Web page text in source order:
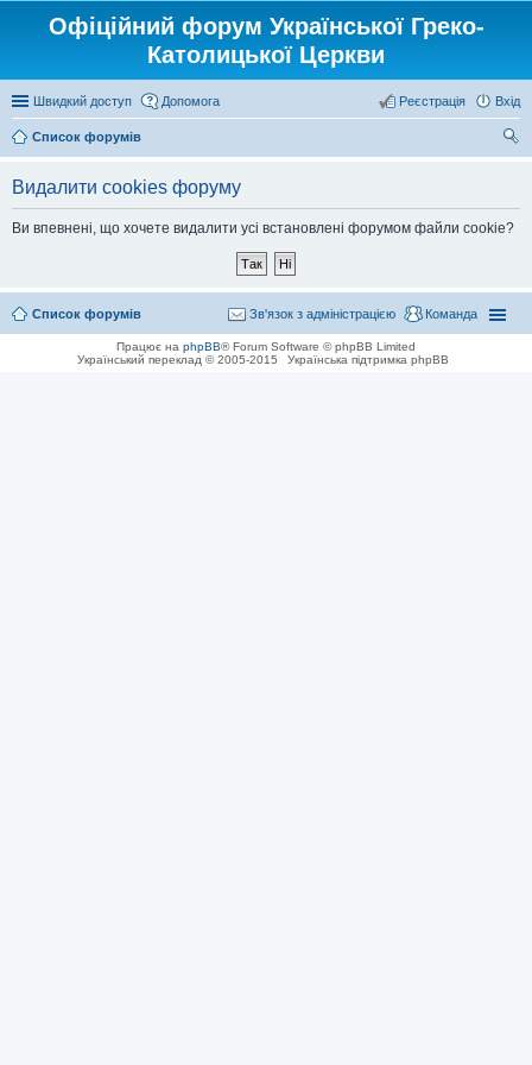
Офіційний форум Української Греко-
Католицької Церкви
Швидкий доступ Допомога Вхід
Реєстрація
Список форумів
Видалити cookies форуму
Ви впевнені, що хочете видалити усі встановлені форумом файли cookie?
Список форумів Команда
Зв'язок з адміністрацією
Працює на phpBB® Forum Software © phpBB Limited
Український переклад © 2005-2015
Українська підтримка phpBB